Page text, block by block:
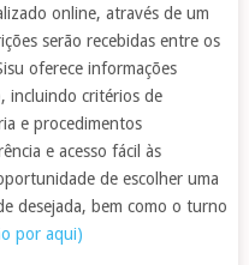
online, através de um
serão recebidas entre os
oferece informações
incluindo critérios de
e procedimentos
e acesso fácil às
de escolher uma
desejada, bem como o turno
por aqui)